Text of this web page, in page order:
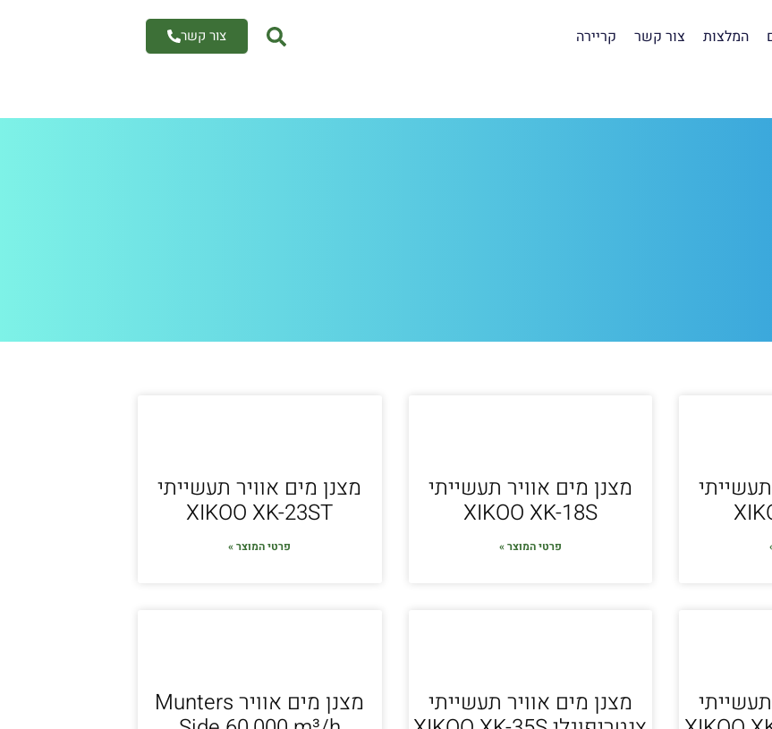
המלצות צור קשר קריירה צור קשר
מצנן מים אוויר תעשייתי
XIKOO XK-18S
פרטי המוצר »
מצנן מים אוויר תעשייתי
XIKOO XK-23ST
פרטי המוצר »
מצנן מים אוויר תעשייתי
מצנן מים אוויר Munters